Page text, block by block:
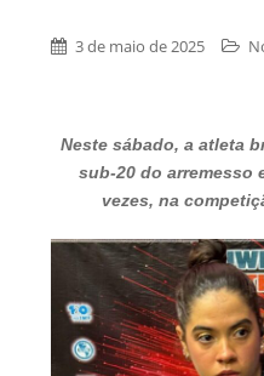
3 de maio de 2025
Neste sábado, a atleta
sub-20 do arremesso
vezes, na